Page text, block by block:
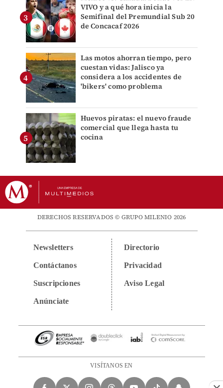
VIVO y a qué hora inicia la
Semifinal del Premundial Sub 20
de Concacaf 2026
Las motos ahorran tiempo, pero
cuestan vidas: Jalisco ya
considera a los accidentes de
'bikers' como problema
Huevos piratas: el nuevo fraude
comercial que llega hasta tu
cocina
DERECHOS RESERVADOS © GRUPO MILENIO 2026
Newsletters
Contáctanos
Suscripciones
Anúnciate
Directorio
Privacidad
Aviso Legal
VISÍTANOS EN